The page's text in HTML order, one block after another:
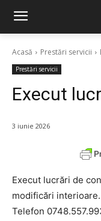
Acasă Prestări servicii
Prestări servicii
Execut
3 iunie 2026
Execut lucrări de
modificări interioare.
Telefon